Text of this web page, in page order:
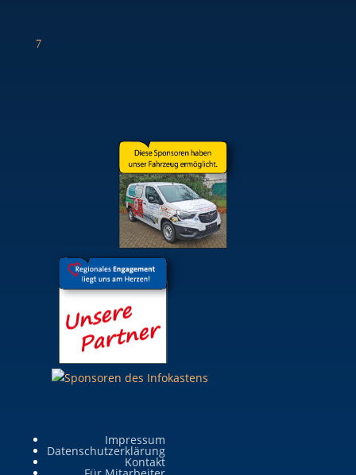
7
Impressum
Datenschutzerklärung
Kontakt